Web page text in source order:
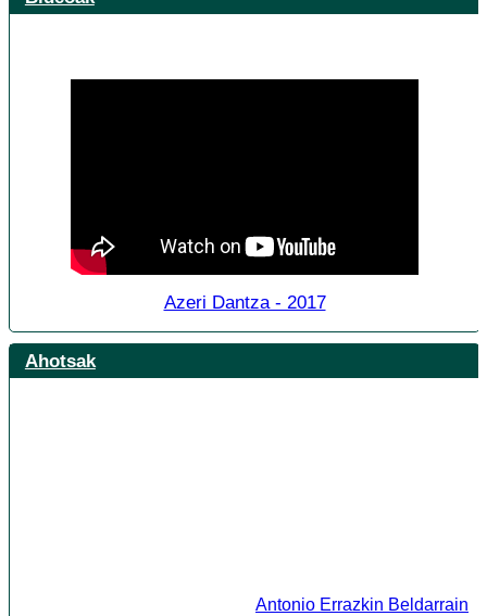
Azeri Dantza - 2017
Ahotsak
Antonio Errazkin Beldarrain